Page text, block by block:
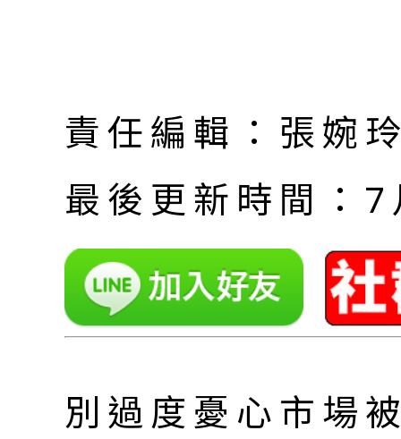
責任編輯：張婉
最後更新時間
別過度憂心市場